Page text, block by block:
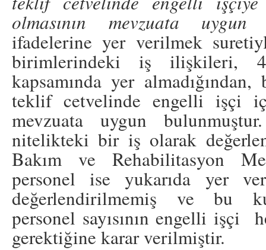
olmasının mevzuata uygun
ifadelerine yer verilmek
birimlerindeki iş ilişkileri,
kapsamında yer
teklif cetvelinde engelli işçi
mevzuata uygun
nitelikteki bir iş olarak
Bakım ve Rehabilitasyon
personel ise yukarıda yer
değerlendirilmemiş ve bu
personel sayısının engelli işçi
gerektiğine karar verilmiştir.